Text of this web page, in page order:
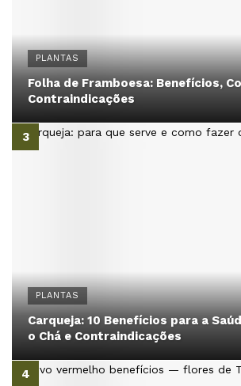
PLANTAS
Folha de Framboesa: Benefícios,
Contraindicações
PLANTAS
Carqueja: 10 Benefícios para a
o Chá e Contraindicações